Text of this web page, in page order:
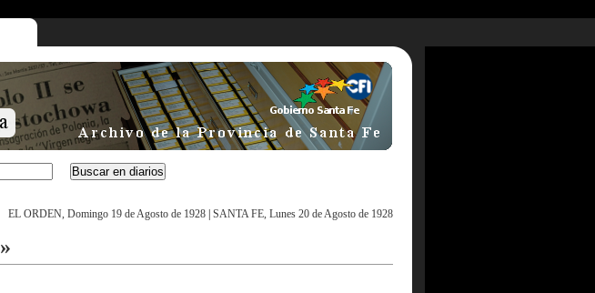
EL ORDEN, Domingo 19 de Agosto de 1928 SANTA FE, Lunes 20 de Agosto de 1928
»